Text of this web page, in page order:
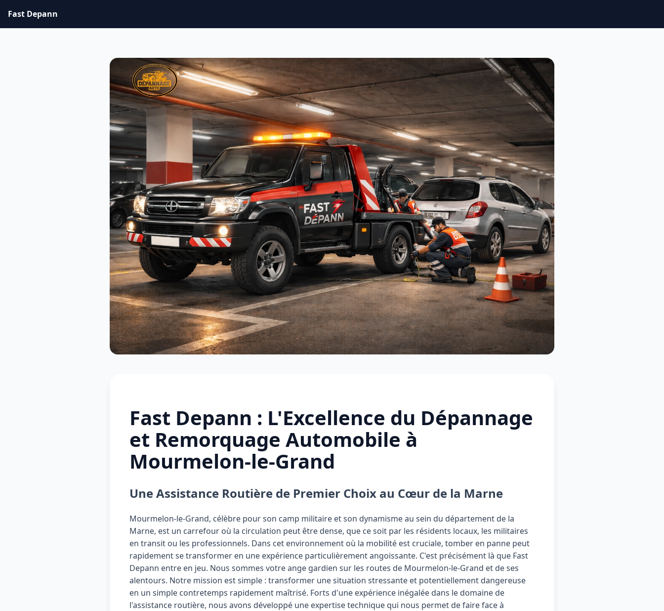
Fast Depann
Fast Depann : L'Excellence du Dépannage
et Remorquage Automobile à
Mourmelon-le-Grand
Une Assistance Routière de Premier Choix au Cœur de la Marne
Mourmelon-le-Grand, célèbre pour son camp militaire et son dynamisme au sein du département de la
Marne, est un carrefour où la circulation peut être dense, que ce soit par les résidents locaux, les militaires
en transit ou les professionnels. Dans cet environnement où la mobilité est cruciale, tomber en panne peut
rapidement se transformer en une expérience particulièrement angoissante. C'est précisément là que Fast
Depann entre en jeu. Nous sommes votre ange gardien sur les routes de Mourmelon-le-Grand et de ses
alentours. Notre mission est simple : transformer une situation stressante et potentiellement dangereuse
en un simple contretemps rapidement maîtrisé. Forts d'une expérience inégalée dans le domaine de
l'assistance routière, nous avons développé une expertise technique qui nous permet de faire face à